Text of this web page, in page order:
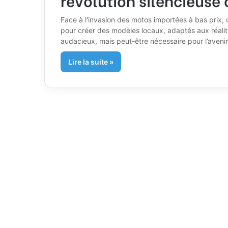
Face à l'invasion des motos importées à bas
pour créer des modèles locaux, adaptés aux
audacieux, mais peut-être nécessaire pour
Lire la suite »